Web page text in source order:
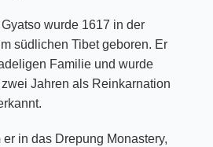
wurde 1617 in der
südlichen Tibet geboren. Er
Familie und wurde
Jahren als Reinkarnation
er in das Drepung Monastery,